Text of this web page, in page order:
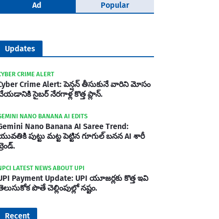
Ad Popular
Updates
CRIME ALERT
Crime Alert: పెన్షన్ తీసుకునే వారిని మోసం
సైబర్ నేరగాళ్ల కొత్త ప్లాన్.
NANO BANANA AI EDITS
Nano Banana AI Saree Trend:
పుట్టు మట్ట పెట్టిన గూగుల్ బనన AI శారీ
LATEST NEWS ABOUT UPI
Payment Update: UPI యూజర్లకు కొత్త ఇవి
పొతే చెల్లింపుల్లో నష్టం.
Recent